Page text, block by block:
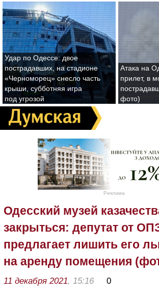
Удар по Одессе: двое
пострадавших, на стадионе
«Черноморец» снесло часть
крыши, субботняя игра
под угрозой
Атака на
прилет, в
фото)
Реклама
Одесский музей
закрыться: депутат от
предлагает лишить его
на аренду помещения
11 декабря 2021, 15:16 0